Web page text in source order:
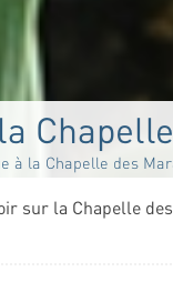
à la Chapelle des
sur la Chapelle